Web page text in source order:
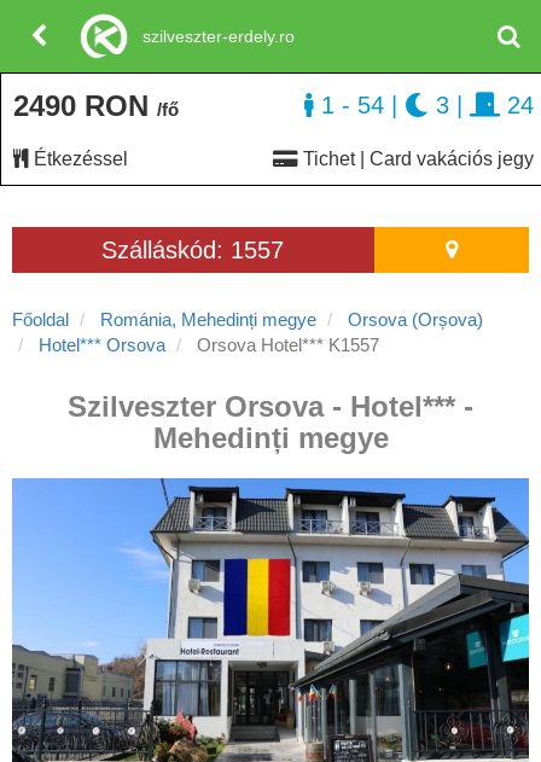
Szálláskód: 1557
Főoldal Románia, Mehedinți megye
Orsova (Orșova)
Hotel*** Orsova
Orsova Hotel*** K1557
Szilveszter Orsova - Hotel*** -
Mehedinți megye
2490 RON /fő
Étkezéssel Tichet | Card vakációs jegy
1 - 54 3 24
szilveszter-erdely.ro